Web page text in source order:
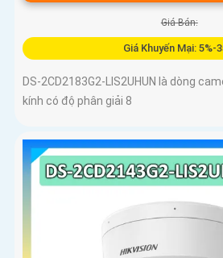
Giá Bán:
Giá Khuyến Mại: 5%-
DS-2CD2183G2-LIS2UHUN là dòng
kính có độ phân giải 8